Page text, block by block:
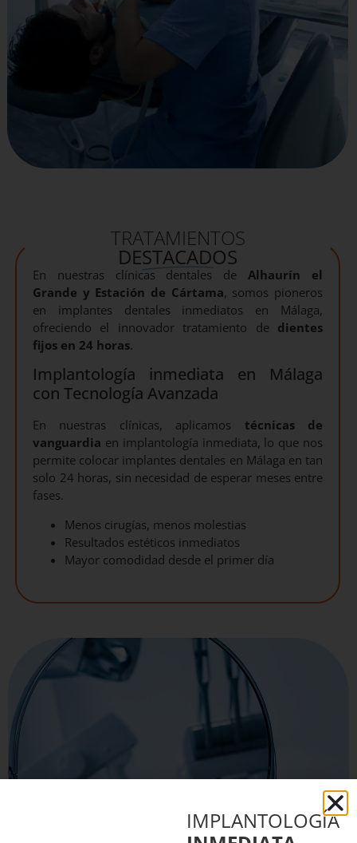
TRATAMIENTOS
DESTACADOS
En nuestras clínicas dentales de Alhaurín el
Grande y Estación de Cártama, somos pioneros
en implantes dentales inmediatos en Málaga,
ofreciendo el innovador tratamiento de dientes
fijos en 24 horas.
Implantología inmediata en Málaga
con Tecnología Avanzada
En nuestras clínicas, aplicamos técnicas de
vanguardia en implantología inmediata, lo que nos
permite colocar implantes dentales en Málaga en tan
solo 24 horas, sin necesidad de esperar meses entre
fases.
Menos cirugías, menos molestias
Resultados estéticos inmediatos
Mayor comodidad desde el primer día
IMPLANTOLOGÍA